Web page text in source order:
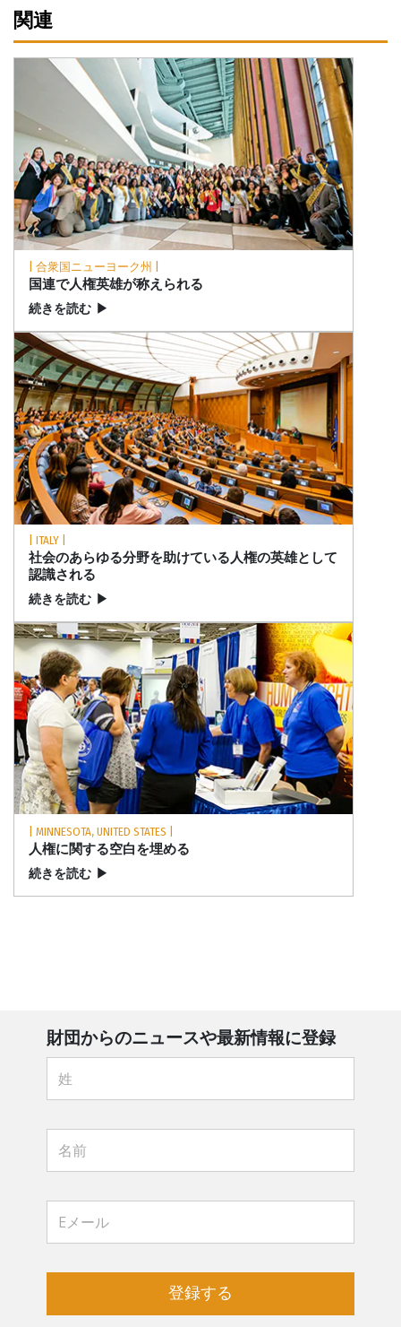
関連
| 合衆国ニューヨーク州 |
国連で人権英雄が称えられる
続きを読む ▶
| ITALY |
社会のあらゆる分野を助けている人権の英雄として
認識される
続きを読む ▶
| MINNESOTA, UNITED STATES |
人権に関する空白を埋める
続きを読む ▶
財団からのニュースや最新情報に登録
登録する